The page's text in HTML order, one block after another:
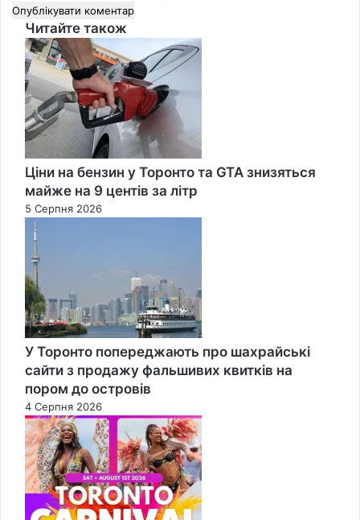
Читайте також
Close
Ціни на бензин у Торонто та GTA знизяться
майже на 9 центів за літр
5 Серпня 2026
У Торонто попереджають про шахрайські
сайти з продажу фальшивих квитків на
пором до островів
4 Серпня 2026